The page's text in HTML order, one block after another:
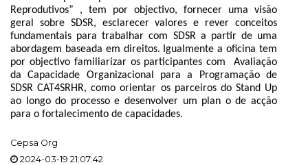
Reprodutivos” , tem por objectivo, fornecer uma visão
geral sobre SDSR, esclarecer valores e rever conceitos
fundamentais para trabalhar com SDSR a partir de uma
abordagem baseada em direitos. Igualmente a oficina tem
por objectivo familiarizar os participantes com
Avaliação
da Capacidade Organizacional para a Programação de
SDSR CAT4SRHR, como orientar os parceiros do Stand Up
ao longo do processo e desenvolver um plan o de acção
para o fortalecimento de capacidades.
Cepsa Org
2024-03-19 21:07:42